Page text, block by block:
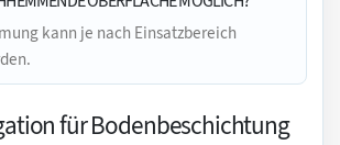
kann je nach Einsatzbereich
für Bodenbeschichtung